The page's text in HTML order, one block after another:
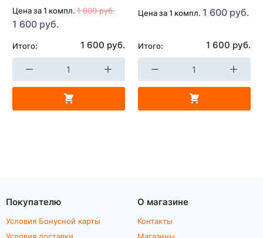
Цена за 1 компл. 1 800 руб.
1 600 руб.
Итого: 1 600 руб.
Цена за 1 компл. 1 600 руб.
Итого: 1 600 руб.
Покупателю
Условия Бонусной карты
Условия доставки
О магазине
Контакты
Магазины